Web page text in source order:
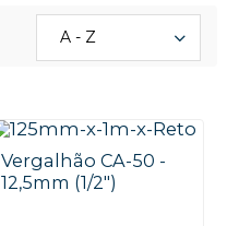
A - Z
Vergalhão CA-50 -
12,5mm (1/2")